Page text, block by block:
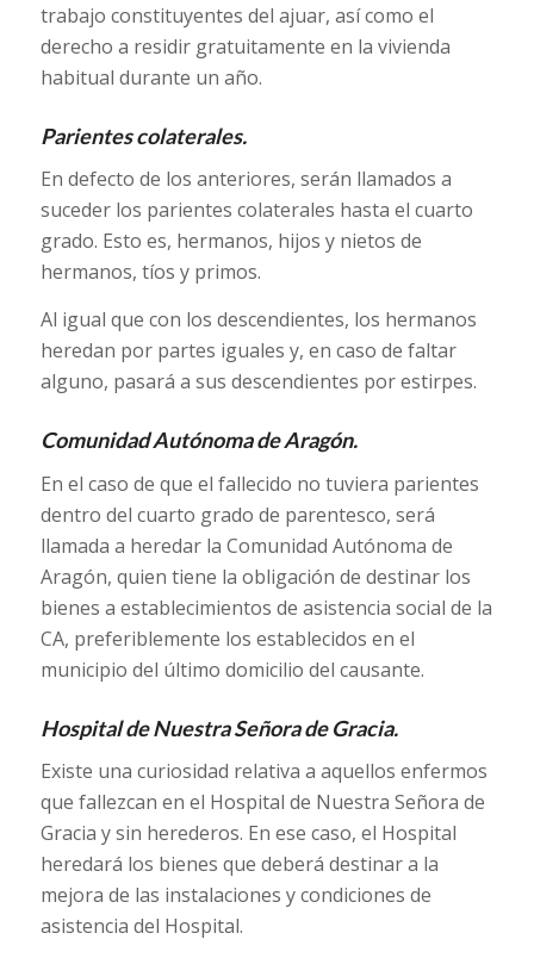
trabajo constituyentes del ajuar, así como el
derecho a residir gratuitamente en la vivienda
habitual durante un año.
Parientes colaterales.
En defecto de los anteriores, serán llamados a
suceder los parientes colaterales hasta el cuarto
grado. Esto es, hermanos, hijos y nietos de
hermanos, tíos y primos.
Al igual que con los descendientes, los hermanos
heredan por partes iguales y, en caso de faltar
alguno, pasará a sus descendientes por estirpes.
Comunidad Autónoma de Aragón.
En el caso de que el fallecido no tuviera parientes
dentro del cuarto grado de parentesco, será
llamada a heredar la Comunidad Autónoma de
Aragón, quien tiene la obligación de destinar los
bienes a establecimientos de asistencia social de la
CA, preferiblemente los establecidos en el
municipio del último domicilio del causante.
Hospital de Nuestra Señora de Gracia.
Existe una curiosidad relativa a aquellos enfermos
que fallezcan en el Hospital de Nuestra Señora de
Gracia y sin herederos. En ese caso, el Hospital
heredará los bienes que deberá destinar a la
mejora de las instalaciones y condiciones de
asistencia del Hospital.